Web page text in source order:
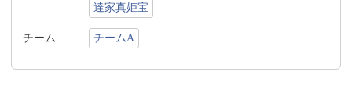
達家真姫宝
チーム チームA